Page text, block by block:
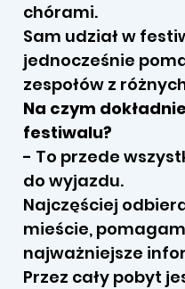
chórami.
Sam udział w
jednocześnie
zespołów z
Na czym
festiwalu?
- To przede
do wyjazdu.
Najczęściej
mieście,
najważniejsze
Przez cały pobyt